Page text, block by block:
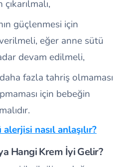
güçlenmesi için
eğer anne sütü
devam edilmeli,
fazla tahriş olmaması
için bebeğin
nasıl anlaşılır?
Hangi Krem İyi Gelir?